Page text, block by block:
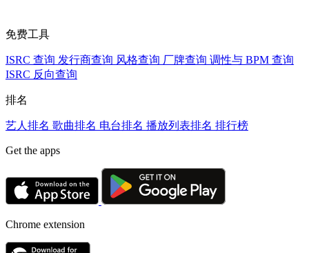
免费工具
ISRC 查询 发行商查询 风格查询 厂牌查询 调性与 BPM 查询
ISRC 反向查询
排名
艺人排名 歌曲排名 电台排名 播放列表排名 排行榜
Get the apps
Chrome extension